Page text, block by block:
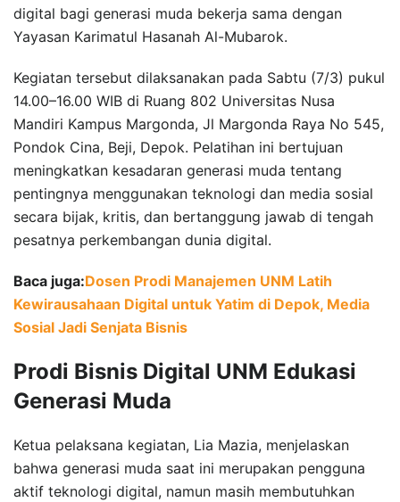
digital bagi generasi muda bekerja sama dengan
Yayasan Karimatul Hasanah Al-Mubarok.
Kegiatan tersebut dilaksanakan pada Sabtu (7/3) pukul
14.00–16.00 WIB di Ruang 802 Universitas Nusa
Mandiri Kampus Margonda, Jl Margonda Raya No 545,
Pondok Cina, Beji, Depok. Pelatihan ini bertujuan
meningkatkan kesadaran generasi muda tentang
pentingnya menggunakan teknologi dan media sosial
secara bijak, kritis, dan bertanggung jawab di tengah
pesatnya perkembangan dunia digital.
Baca juga:Dosen Prodi Manajemen UNM Latih
Kewirausahaan Digital untuk Yatim di Depok, Media
Sosial Jadi Senjata Bisnis
Prodi Bisnis Digital UNM Edukasi
Generasi Muda
Ketua pelaksana kegiatan, Lia Mazia, menjelaskan
bahwa generasi muda saat ini merupakan pengguna
aktif teknologi digital, namun masih membutuhkan